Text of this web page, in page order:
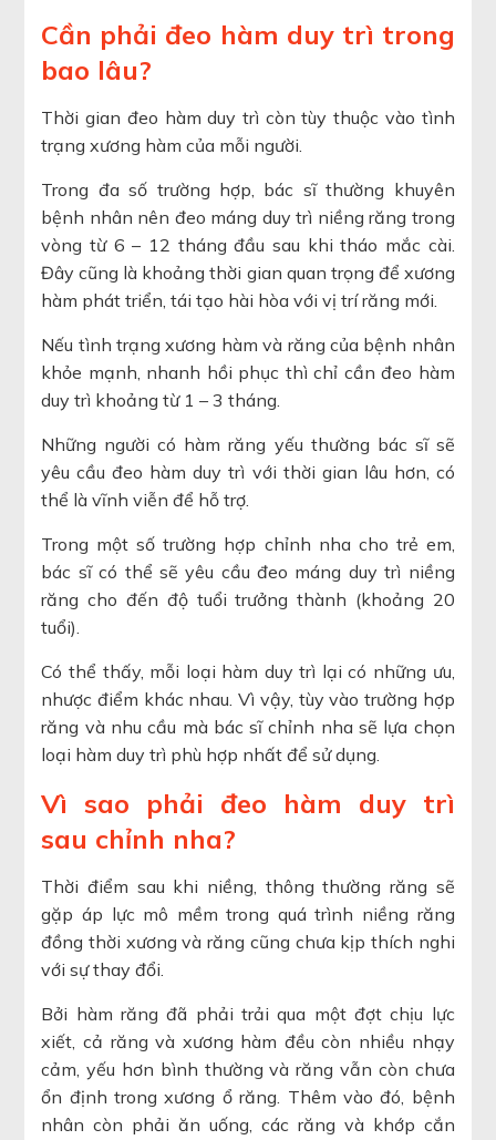
Cần phải đeo hàm duy trì trong
bao lâu?
Thời gian đeo hàm duy trì còn tùy thuộc vào tình
trạng xương hàm của mỗi người.
Trong đa số trường hợp, bác sĩ thường khuyên
bệnh nhân nên đeo máng duy trì niềng răng trong
vòng từ 6 – 12 tháng đầu sau khi tháo mắc cài.
Đây cũng là khoảng thời gian quan trọng để xương
hàm phát triển, tái tạo hài hòa với vị trí răng mới.
Nếu tình trạng xương hàm và răng của bệnh nhân
khỏe mạnh, nhanh hồi phục thì chỉ cần đeo hàm
duy trì khoảng từ 1 – 3 tháng.
Những người có hàm răng yếu thường bác sĩ sẽ
yêu cầu đeo hàm duy trì với thời gian lâu hơn, có
thể là vĩnh viễn để hỗ trợ.
Trong một số trường hợp chỉnh nha cho trẻ em,
bác sĩ có thể sẽ yêu cầu đeo máng duy trì niềng
răng cho đến độ tuổi trưởng thành (khoảng 20
tuổi).
Có thể thấy, mỗi loại hàm duy trì lại có những ưu,
nhược điểm khác nhau. Vì vậy, tùy vào trường hợp
răng và nhu cầu mà bác sĩ chỉnh nha sẽ lựa chọn
loại hàm duy trì phù hợp nhất để sử dụng.
Vì sao phải đeo hàm duy trì
sau chỉnh nha?
Thời điểm sau khi niềng, thông thường răng sẽ
gặp áp lực mô mềm trong quá trình niềng răng
đồng thời xương và răng cũng chưa kịp thích nghi
với sự thay đổi.
Bởi hàm răng đã phải trải qua một đợt chịu lực
xiết, cả răng và xương hàm đều còn nhiều nhạy
cảm, yếu hơn bình thường và răng vẫn còn chưa
ổn định trong xương ổ răng. Thêm vào đó, bệnh
nhân còn phải ăn uống, các răng và khớp cắn